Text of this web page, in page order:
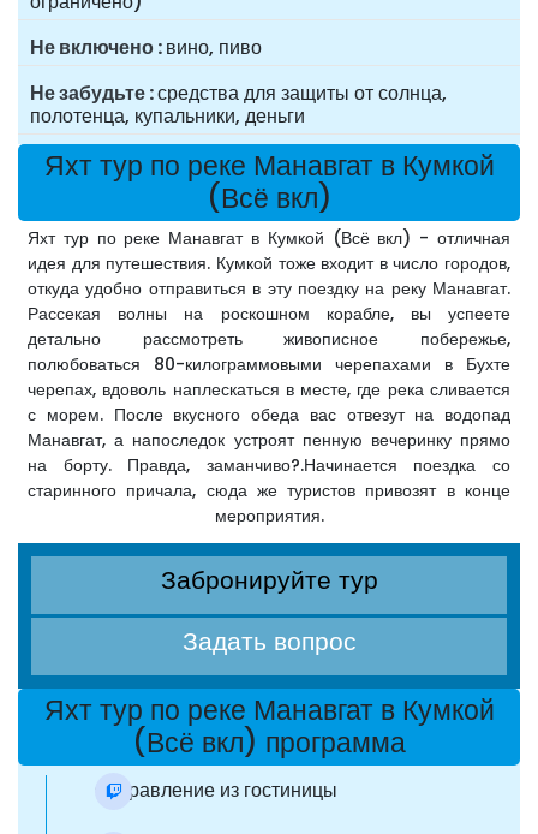
Не включено вино, пиво
Не забудьте средства для защиты от солнца,
полотенца, купальники, деньги
Яхт тур по реке Манавгат в Кумкой
(Всё вкл)
Яхт тур по реке Манавгат в Кумкой (Всё вкл) - отличная
идея для путешествия. Кумкой тоже входит в число городов,
откуда удобно отправиться в эту поездку на реку Манавгат.
Рассекая волны на роскошном корабле, вы успеете
детально рассмотреть живописное побережье,
полюбоваться 80-килограммовыми черепахами в Бухте
черепах, вдоволь наплескаться в месте, где река сливается
с морем. После вкусного обеда вас отвезут на водопад
Манавгат, а напоследок устроят пенную вечеринку прямо
на борту. Правда, заманчиво?.Начинается поездка со
старинного причала, сюда же туристов привозят в конце
мероприятия.
Забронируйте тур
Задать вопрос
Яхт тур по реке Манавгат в Кумкой
(Всё вкл) программа
Отправление из гостиницы